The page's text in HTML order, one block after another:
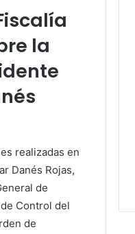
la
realizadas en
Danés Rojas,
de
Control del
de